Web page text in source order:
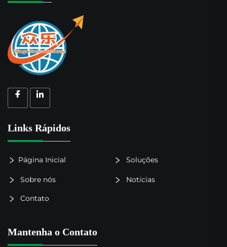
Links Rápidos
Página Inicial Soluções
Sobre nós Notícias
Contato
Mantenha o Contato